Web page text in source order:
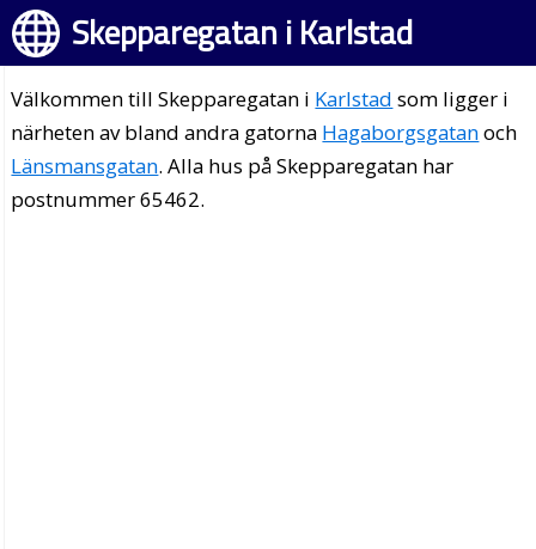
Skepparegatan i Karlstad
Välkommen till Skepparegatan i Karlstad som ligger i
närheten av bland andra gatorna Hagaborgsgatanoch
Länsmansgatan. Alla hus på Skepparegatan har
postnummer 65462.